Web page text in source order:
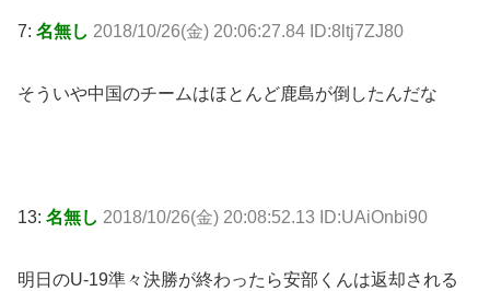
7: 名無し 2018/10/26(金) 20:06:27.84 ID:8ltj7ZJ80
そういや中国のチームはほとんど鹿島が倒したんだな
13: 名無し 2018/10/26(金) 20:08:52.13 ID:UAiOnbi90
明日のU-19準々決勝が終わったら安部くんは返却される